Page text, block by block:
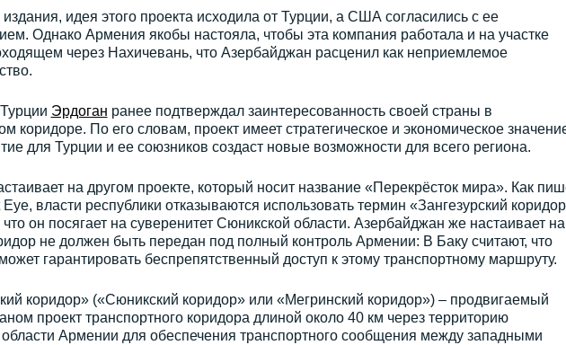
идея этого проекта исходила от Турции, а США согласились с ее
Однако Армения якобы настояла, чтобы эта компания работала и на участке
через Нахичевань, что Азербайджан расценил как неприемлемое
Эрдоган ранее подтверждал заинтересованность своей страны в
коридоре. По его словам, проект имеет стратегическое и экономическое
для Турции и ее союзников создаст новые возможности для всего региона.
на другом проекте, который носит название «Перекрёсток мира». Как
власти республики отказываются использовать термин «Зангезурский
он посягает на суверенитет Сюникской области. Азербайджан же настаивает на
не должен быть передан под полный контроль Армении: В Баку считают, что
гарантировать беспрепятственный доступ к этому транспортному маршруту.
коридор» («Сюникский коридор» или «Мегринский коридор») – продвигаемый
проект транспортного коридора длиной около 40 км через территорию
Армении для обеспечения транспортного сообщения между западными